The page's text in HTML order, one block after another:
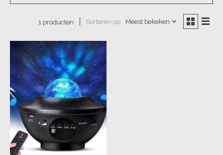
1 producten Sorteren op Meest bekeken